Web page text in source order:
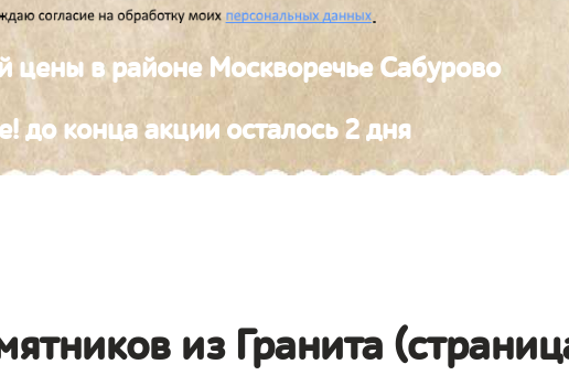
.
цены в районе Москворечье Сабурово
до конца акции осталось 2 дня
из Гранита